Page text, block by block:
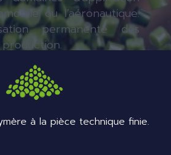
ou l’aéronautique.
permanente des
à la pièce technique finie.